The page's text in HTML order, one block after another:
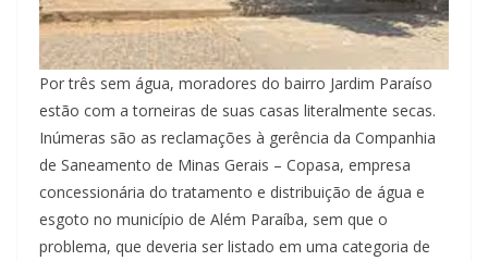
Por três sem água, moradores do bairro Jardim Paraíso
estão com a torneiras de suas casas literalmente secas.
Inúmeras são as reclamações à gerência da Companhia
de Saneamento de Minas Gerais – Copasa, empresa
concessionária do tratamento e distribuição de água e
esgoto no município de Além Paraíba, sem que o
problema, que deveria ser listado em uma categoria de